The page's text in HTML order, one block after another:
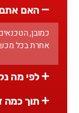
האם אתם
כמובן,
אחרת בכל
לפי מה
תוך כמה